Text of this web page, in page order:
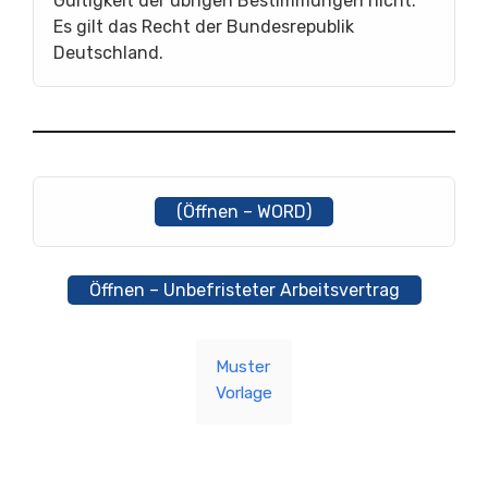
Es gilt das Recht der Bundesrepublik
Deutschland.
(Öffnen – WORD)
Öffnen – Unbefristeter Arbeitsvertrag
Muster
Vorlage